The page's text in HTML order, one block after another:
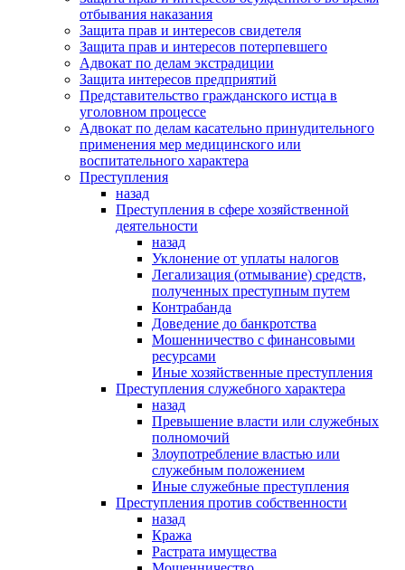
отбывания наказания
Защита прав и интересов свидетеля
Защита прав и интересов потерпевшего
Адвокат по делам экстрадиции
Защита интересов предприятий
Представительство гражданского истца в
уголовном процессе
Адвокат по делам касательно принудительного
применения мер медицинского или
воспитательного характера
Преступления
назад
Преступления в сфере хозяйственной
деятельности
назад
Уклонение от уплаты налогов
Легализация (отмывание) средств,
полученных преступным путем
Контрабанда
Доведение до банкротства
Мошенничество с финансовыми
ресурсами
Иные хозяйственные преступления
Преступления служебного характера
назад
Превышение власти или служебных
полномочий
Злоупотребление властью или
служебным положением
Иные служебные преступления
Преступления против собственности
назад
Кража
Растрата имущества